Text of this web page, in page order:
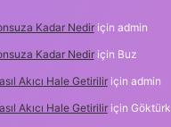
Kadar Nediriçin admin
Kadar Nediriçin Buz
Akıcı Hale Getiriliriçin admin
Akıcı Hale Getiriliriçin Göktürk